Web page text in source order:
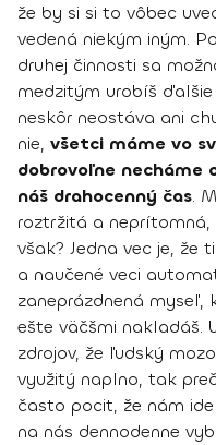
že by si si to vôbec
vedená niekým iným.
druhej činnosti sa
medzitým urobíš
neskôr neostáva ani
nie, všetci máme vo
dobrovoľne necháme
náš drahocenný čas.
roztržitá a
však? Jedna vec je, že
a naučené veci
zaneprázdnená myseľ,
ešte väčšmi nakladáš.
zdrojov, že ľudský
využitý naplno, tak
často pocit, že nám
na nás dennodenne